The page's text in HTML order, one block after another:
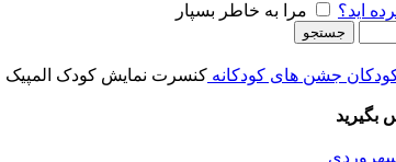
اید؟ مرا به خاطر بسپار
جستجو
جشن های کودکانه کنسرت نمایش کودک المپیک
بگیرید